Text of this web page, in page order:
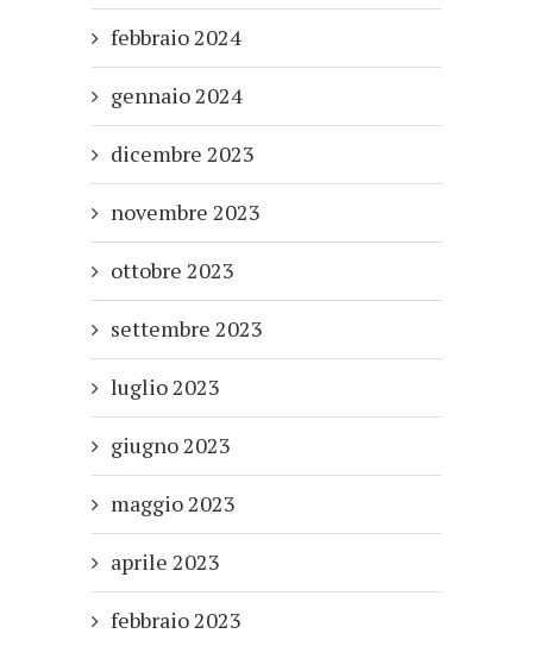
febbraio 2024
gennaio 2024
dicembre 2023
novembre 2023
ottobre 2023
settembre 2023
luglio 2023
giugno 2023
maggio 2023
aprile 2023
febbraio 2023